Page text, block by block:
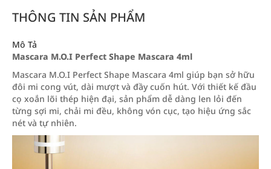
THÔNG TIN SẢN PHẨM
Mô Tả
Mascara M.O.I Perfect Shape Mascara 4ml
Mascara M.O.I Perfect Shape Mascara 4ml giúp bạn sở hữu
đôi mi cong vút, dài mượt và đầy cuốn hút. Với thiết kế đầu
cọ xoắn lõi thép hiện đại, sản phẩm dễ dàng len lỏi đến
từng sợi mi, chải mi đều, không vón cục, tạo hiệu ứng sắc
nét và tự nhiên.